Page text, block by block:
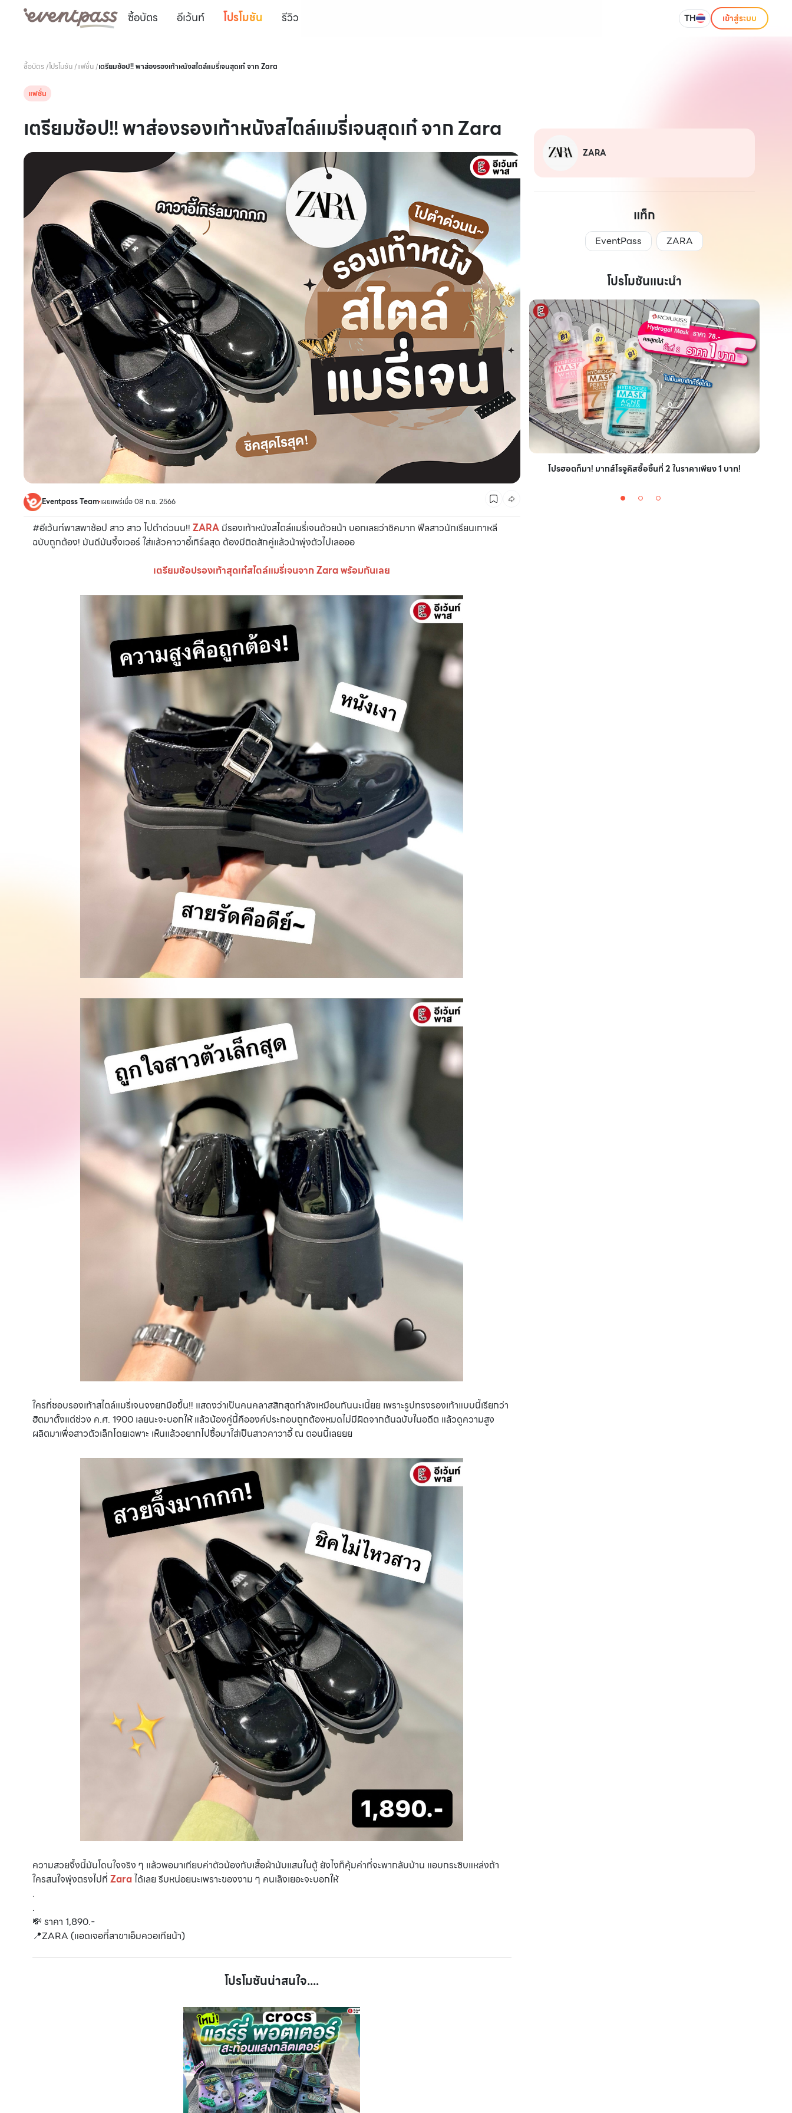
ซื้อบัตร อีเว้นท์ โปรโมชัน รีวิว TH เข้าสู่ระบบ
ซื้อบัตร /โปรโมชัน/แฟชั่น/เตรียมช้อป!! พาส่องรองเท้าหนังสไตล์แมรี่เจนสุดเก๋ จาก Zara
แฟชั่น
เตรียมช้อป!! พาส่องรองเท้าหนังสไตล์แมรี่เจนสุดเก๋ จาก Zara
Eventpass Teamเผยแพร่เมื่อ 08 ก.ย. 2566
#อีเว้นท์พาสพาช้อป สาว สาว ไปตำด่วนน!! ZARA มีรองเท้าหนังสไตล์แมรี่เจนด้วยน้า บอกเลยว่าชิคมาก ฟีลสาวนักเรียนเกาหลี
ฉบับถูกต้อง! มันดีมันจึ้งเวอร์ ใส่แล้วคาวาอี้เกิร์ลสุด ต้องมีติดสักคู่แล้วน้าพุ่งตัวไปเลอออ
เตรียมช้อปรองเท้าสุดเก๋สไตล์แมรี่เจนจาก Zara พร้อมกันเลย
ใครที่ชอบรองเท้าสไตล์แมรี่เจนจงยกมือขึ้น!! แสดงว่าเป็นคนคลาสสิกสุดกำลังเหมือนกันนะเนี้ยย เพราะรูปทรงรองเท้าแบบนี้เรียกว่า
ฮิตมาตั้งแต่ช่วง ค.ศ. 1900 เลยนะจะบอกให้ แล้วน้องคู่นี้คือองค์ประกอบถูกต้องหมดไม่มีผิดจากต้นฉบับในอดีต แล้วดูความสูง
ผลิตมาเพื่อสาวตัวเล็กโดยเฉพาะ เห็นแล้วอยากไปซื้อมาใส่เป็นสาวคาวาอี้ ณ ตอนนี้เลยยย
ความสวยจึ้งนี้มันโดนใจจริง ๆ แล้วพอมาเทียบค่าตัวน้องกับเสื้อผ้านับแสนในตู้ ยังไงก็คุ้มค่าที่จะพากลับบ้าน แอบกระซิบแหล่งถ้า
ใครสนใจพุ่งตรงไปที่ Zaraได้เลย รีบหน่อยนะเพราะของงาม ๆ คนเล็งเยอะจะบอกให้
.
.
💸 ราคา 1,890.-
📍ZARA (แอดเจอที่สาขาเอ็มควอเทียน้า)
โปรโมชันน่าสนใจ....
ZARA
แท็ก
EventPass ZARA
โปรโมชันแนะนำ
CMG SHOP SHOP รวมแบรนด์ตัวท็อป ลดสูงสุด50% โปรฮอตก็มา! มากส์โรจูคิสซื้อชิ้นที่ 2 ในราคาเพียง 1 บาท!